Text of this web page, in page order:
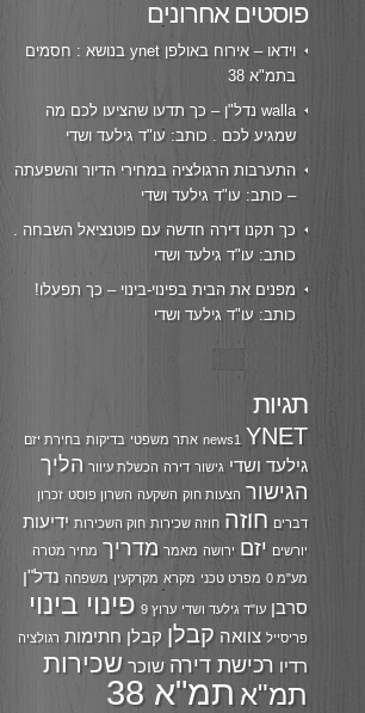
פוסטים אחרונים
וידאו – אירוח באולפן ynet בנושא : חסמים
בתמ"א 38
walla נדל"ן – כך תדעו שהציעו לכם מה
שמגיע לכם . כותב: עו"ד גילעד ושדי
התערבות הרגולציה במחירי הדיור והשפעתה
– כותב: עו"ד גילעד ושדי
כך תקנו דירה חדשה עם פוטנציאל השבחה .
כותב: עו"ד גילעד ושדי
מפנים את הבית בפינוי-בינוי – כך תפעלו!
כותב: עו"ד גילעד ושדי
תגיות
news1 YNET אתר משפטי בדיקות בחירת יזם
גילעד ושדי גישור דירה הכשלת עיוור הליך
הגישור הצעות חוק השקעה השרון פוסט זכרון
דברים חוזה חוזה שכירות חוק השכירות ידיעות
יורשים יזם ירושה מאמר מדריך מחיר מטרה
מע"מ 0
מפרט טכני מקרא מקרקעין משפחה נדל"ן
סרבן עו"ד גילעד ושדי ערוץ 9 פינוי בינוי
פריסייל צוואה קבלן קבלן חתימות רגולציה
רדיו רכישת דירה שוכר שכירות
תמ"אתמ"א 38